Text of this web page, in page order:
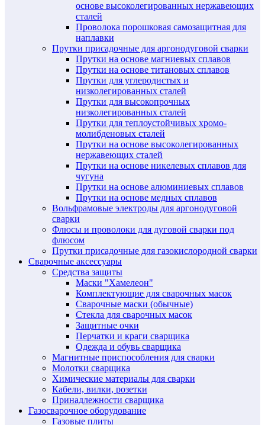
основе высоколегированных нержавеющих
сталей
Проволока порошковая самозащитная для
наплавки
Прутки присадочные для аргонодуговой сварки
Прутки на основе магниевых сплавов
Прутки на основе титановых сплавов
Прутки для углеродистых и
низколегированных сталей
Прутки для высокопрочных
низколегированных сталей
Прутки для теплоустойчивых хромо-
молибденовых сталей
Прутки на основе высоколегированных
нержавеющих сталей
Прутки на основе никелевых сплавов для
чугуна
Прутки на основе алюминиевых сплавов
Прутки на основе медных сплавов
Вольфрамовые электроды для аргонодуговой
сварки
Флюсы и проволоки для дуговой сварки под
флюсом
Прутки присадочные для газокислородной сварки
Сварочные аксессуары
Средства защиты
Маски "Хамелеон"
Комплектующие для сварочных масок
Сварочные маски (обычные)
Стекла для сварочных масок
Защитные очки
Перчатки и краги сварщика
Одежда и обувь сварщика
Магнитные приспособления для сварки
Молотки сварщика
Химические материалы для сварки
Кабели, вилки, розетки
Принадлежности сварщика
Газосварочное оборудование
Газовые плиты